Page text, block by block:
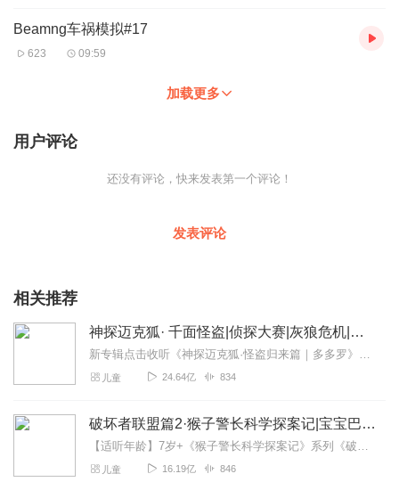
Beamng车祸模拟#17
623 09:59
加载更多
用户评论
还没有评论，快来发表第一个评论！
发表评论
相关推荐
神探迈克狐· 千面怪盗|侦探大赛|灰狼危机|多多罗
新专辑点击收听《神探迈克狐·怪盗归来篇｜多多罗》！！！>>>点击进入主播橱窗购买《神探迈克狐》系列图书吧!<<<多多罗故事【点击前往】收听多多罗其他好玩有趣的故...
儿童 24.64亿 834
破坏者联盟篇2·猴子警长科学探案记|宝宝巴士故事
【适听年龄】7岁+《猴子警长科学探案记》系列《破坏者联盟篇1·猴子警长科学探案记》>>>《破坏者联盟篇2·猴子警长科学探案记》>>>《破坏者联盟篇3·猴子警长科...
儿童 16.19亿 846